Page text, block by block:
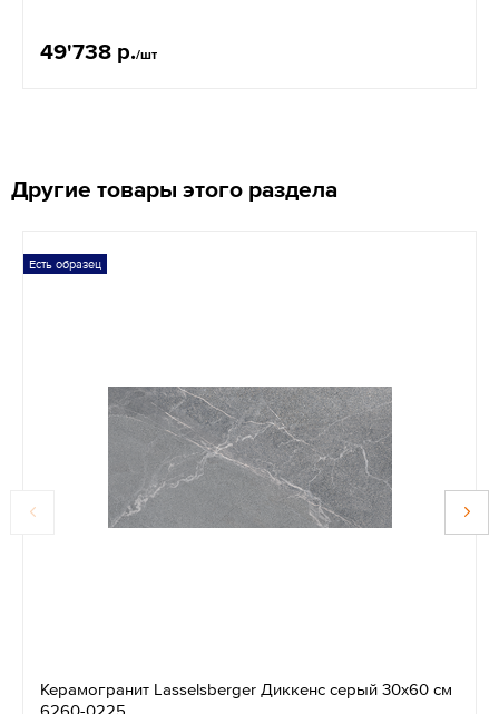
49'738 р./шт
Другие товары этого раздела
Есть образец
Керамогранит Lasselsberger Диккенс серый 30x60 см
6260-0225